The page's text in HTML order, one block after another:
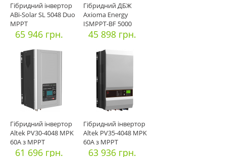
Гібридний інвертор
ABi-Solar SL 5048 Duo
MPPT
65 946 грн.
Гібридний ДБЖ
Axioma Energy
ISMPPT-BF 5000
МППТ
45 898 грн.
Гібридний інвертор
Altek PV30-4048 MPK
60А з MPPT
контролеро
61 696 грн.
Гібридний інвертор
Altek PV35-4048 MPK
60А з MPPT
контролеро
63 936 грн.